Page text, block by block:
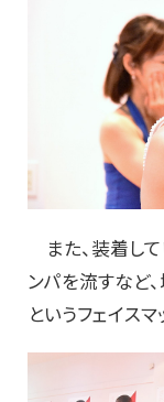
また、装着し
ンパを流すなど
というフェイス